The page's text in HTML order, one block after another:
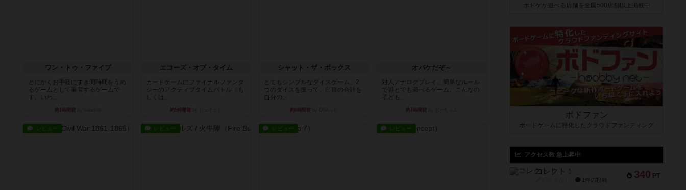
ワン・トゥ・ファイブ
とにかくお手軽にすき間時間をうめ
るゲームとして重宝するゲームで
す。いわ...
約1時間前
エコーズ・オブ・タイム
カードゲームにファイナルファンタ
ジーのアクティブタイムバトル（も
しくは...
約5時間前
シャット・ザ・ボックス
とてもシンプルなダイスゲーム。2
つのダイスを振って、出目の合計を
自分の...
約6時間前
オバケだぞ～
対人アナログプレイ。簡単なルール
で誰とでも遊べるゲーム。こんなの
子ども...
約7時間前
レビュー レビュー レビュー レビュー
ボドゲが遊べる店舗を全国500店舗以上掲載中
ボドファン
ボードゲームに特化したクラウドファンディング
アクセス数 急上昇中
340 PT
コレクト！
1件の投稿